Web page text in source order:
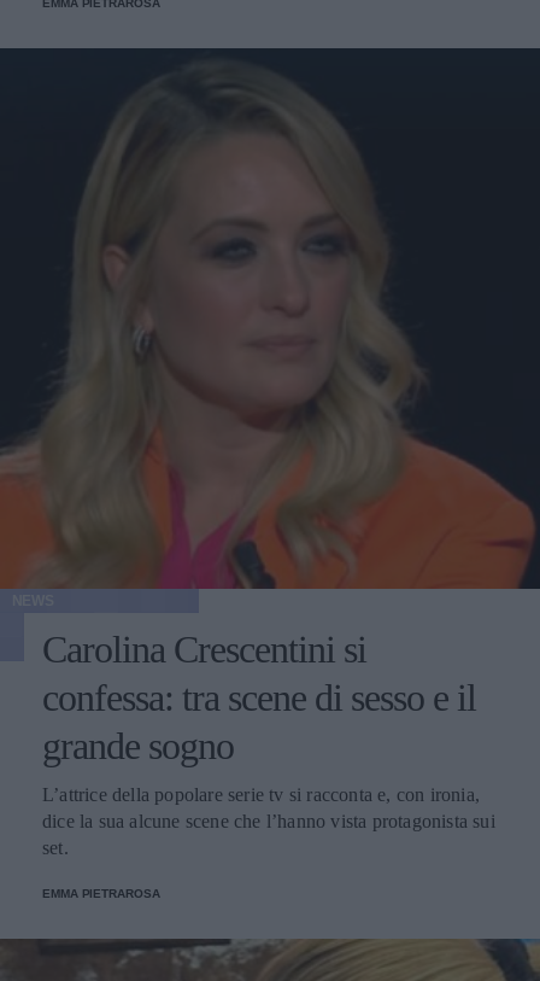
EMMA PIETRAROSA
Carolina Crescentini si
confessa: tra scene di sesso e il
grande sogno
L’attrice della popolare serie tv si racconta e, con ironia,
dice la sua alcune scene che l’hanno vista protagonista sui
set.
EMMA PIETRAROSA